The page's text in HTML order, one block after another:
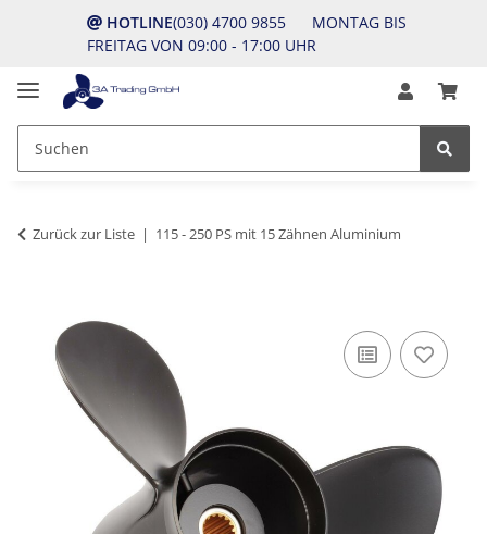
HOTLINE(030) 4700 9855 MONTAG BIS
FREITAG VON 09:00 - 17:00 UHR
Zurück zur Liste 115 - 250 PS mit 15 Zähnen Aluminium